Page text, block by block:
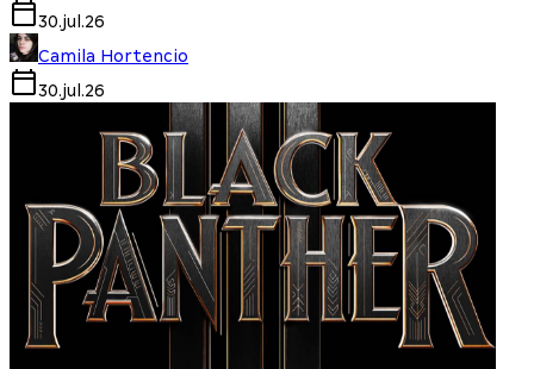
30.jul.26
Camila Hortencio
30.jul.26